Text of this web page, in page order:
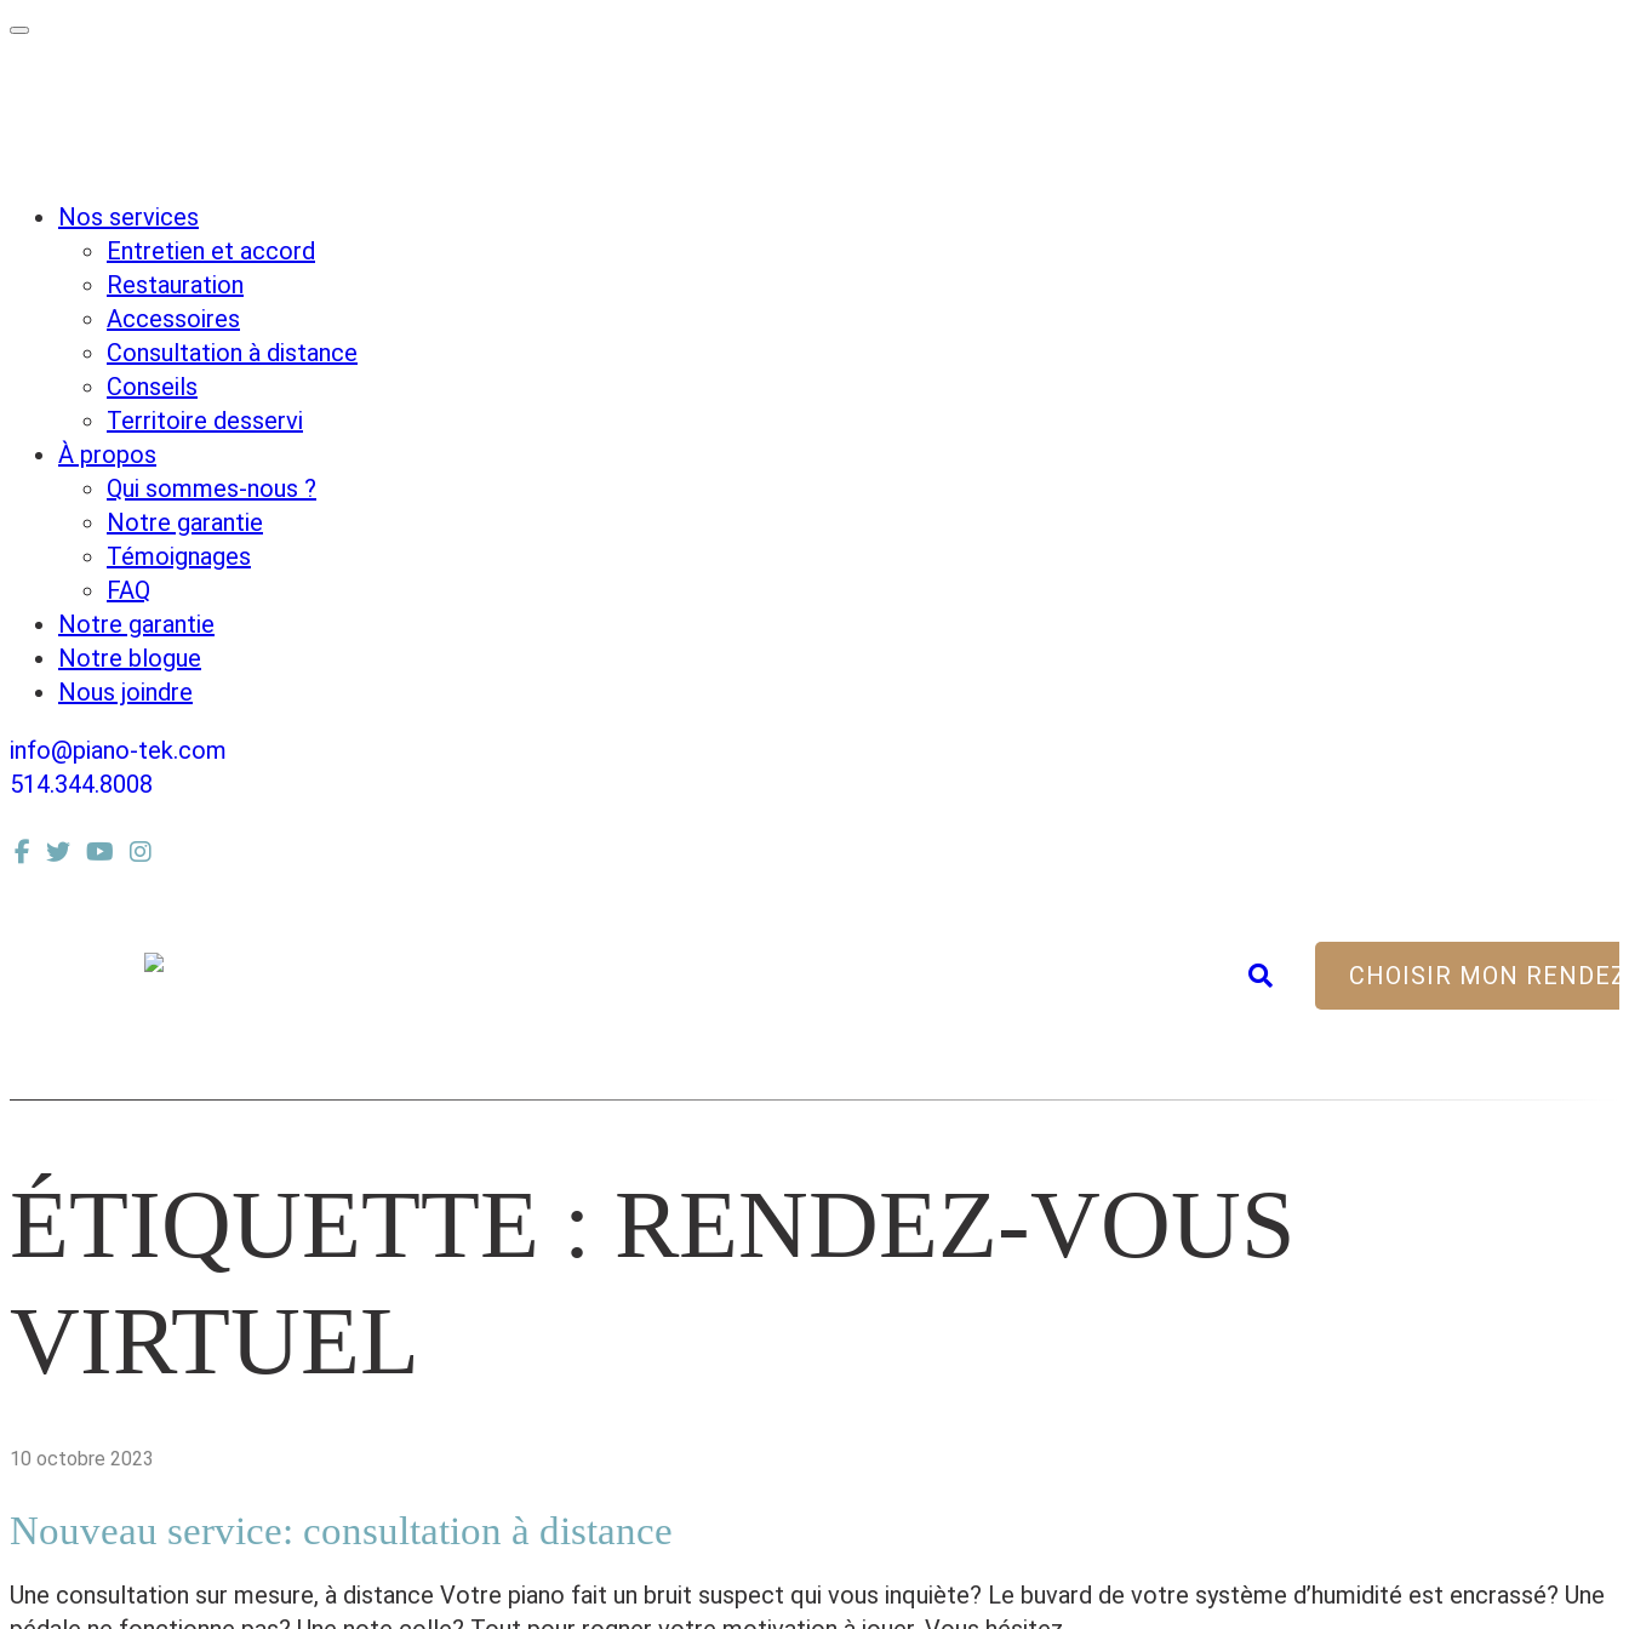
Nos services
Entretien et accord
Restauration
Accessoires
Consultation à distance
Conseils
Territoire desservi
À propos
Qui sommes-nous ?
Notre garantie
Témoignages
FAQ
Notre garantie
Notre blogue
Nous joindre
info@piano-tek.com
514.344.8008
CHOISIR MON
ÉTIQUETTE : RENDEZ-VOUS
VIRTUEL
10 octobre 2023
Nouveau service: consultation à distance
Une consultation sur mesure, à distance Votre piano fait un bruit suspect qui vous inquiète? Le buvard de votre système d’humidité est encrassé? Une